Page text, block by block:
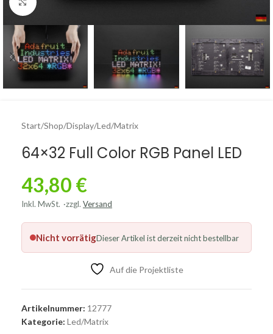
Start/Shop/Display/Led/Matrix
64×32 Full Color RGB Panel LED
43,80 €
Inkl. MwSt. zzgl. Versand
Nicht vorrätigDieser Artikel ist derzeit nicht bestellbar
Auf die Projektliste
Artikelnummer: 12777
Kategorie: Led/Matrix